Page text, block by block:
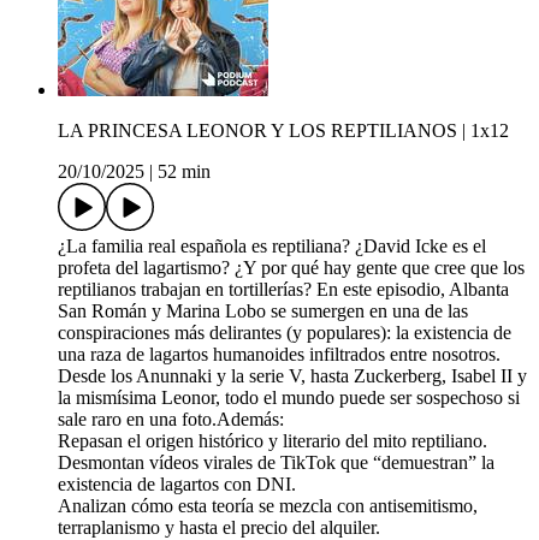
LA PRINCESA LEONOR Y LOS REPTILIANOS | 1x12
20/10/2025
52 min
¿La familia real española es reptiliana? ¿David Icke es el
profeta del lagartismo? ¿Y por qué hay gente que cree que los
reptilianos trabajan en tortillerías? En este episodio, Albanta
San Román y Marina Lobo se sumergen en una de las
conspiraciones más delirantes (y populares): la existencia de
una raza de lagartos humanoides infiltrados entre nosotros.
Desde los Anunnaki y la serie V, hasta Zuckerberg, Isabel II y
la mismísima Leonor, todo el mundo puede ser sospechoso si
sale raro en una foto.Además:
Repasan el origen histórico y literario del mito reptiliano.
Desmontan vídeos virales de TikTok que “demuestran” la
existencia de lagartos con DNI.
Analizan cómo esta teoría se mezcla con antisemitismo,
terraplanismo y hasta el precio del alquiler.